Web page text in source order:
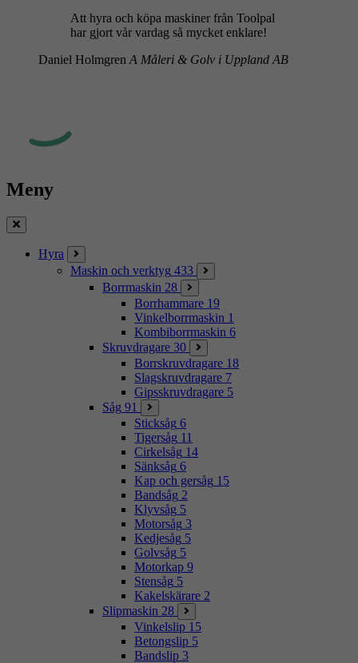
Att hyra och köpa maskiner från Toolpal
har gjort vår vardag så mycket enklare!
Daniel Holmgren A Måleri & Golv i Uppland AB
Meny
Stäng
Hyra
Maskin och verktyg 433
Borrmaskin 28
Borrhammare 19
Vinkelborrmaskin 1
Kombiborrmaskin 6
Skruvdragare 30
Borrskruvdragare 18
Slagskruvdragare 7
Gipsskruvdragare 5
Såg 91
Sticksåg 6
Tigersåg 11
Cirkelsåg 14
Sänksåg 6
Kap och gersåg 15
Bandsåg 2
Klyvsåg 5
Motorsåg 3
Kedjesåg 5
Golvsåg 5
Motorkap 9
Stensåg 5
Kakelskärare 2
Slipmaskin 28
Vinkelslip 15
Betongslip 5
Bandslip 3